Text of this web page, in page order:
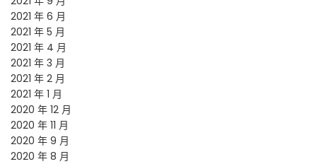
2021 年 6 月
2021 年 5 月
2021 年 4 月
2021 年 3 月
2021 年 2 月
2021 年 1 月
2020 年 12 月
2020 年 11 月
2020 年 9 月
2020 年 8 月